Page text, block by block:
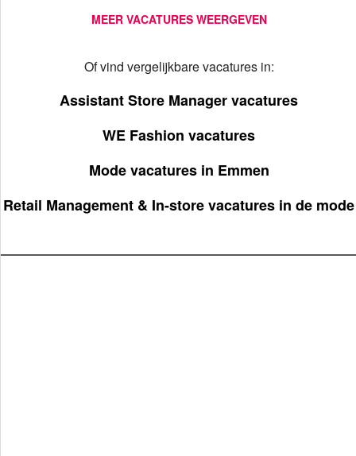
MEER VACATURES WEERGEVEN
Of vind vergelijkbare vacatures in:
Assistant Store Manager vacatures
WE Fashion vacatures
Mode vacatures in Emmen
Retail Management & In-store vacatures in de mode